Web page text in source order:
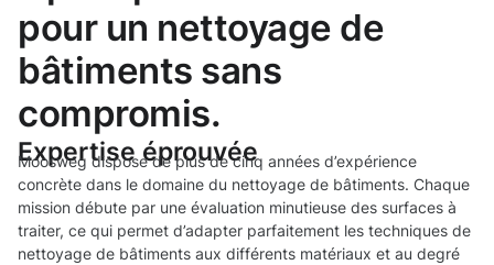
pour un nettoyage de
bâtiments sans
compromis.
Expertise éprouvée
Moosweg dispose de plus de cinq années d’expérience
concrète dans le domaine du nettoyage de bâtiments. Chaque
mission débute par une évaluation minutieuse des surfaces à
traiter, ce qui permet d’adapter parfaitement les techniques de
nettoyage de bâtiments aux différents matériaux et au degré